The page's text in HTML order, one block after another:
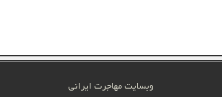
وبسایت مهاجرت ایرانی